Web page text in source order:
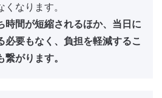
なります。
時間が短縮されるほか、当日に
必要もなく、負担を軽減するこ
がります。